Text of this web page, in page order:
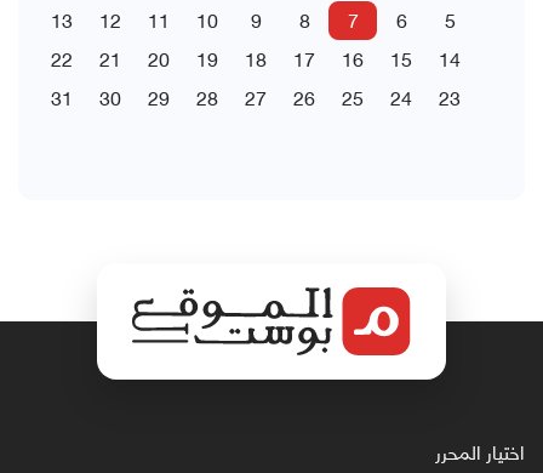
5
6
7
8
9
10
11
12
13
14
15
16
17
18
19
20
21
22
23
24
25
26
27
28
29
30
31
اختيار المحرر